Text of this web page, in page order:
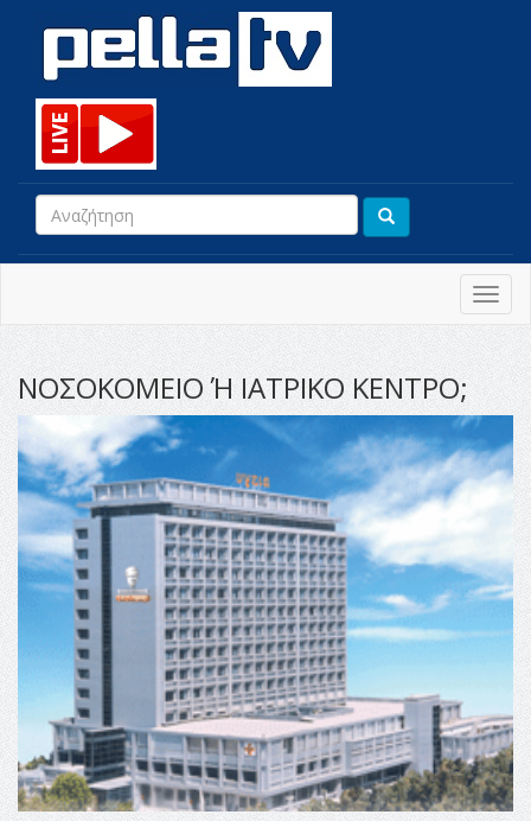
ΝΟΣΟΚΟΜΕΙΟ Ή ΙΑΤΡΙΚΟ ΚΕΝΤΡΟ;